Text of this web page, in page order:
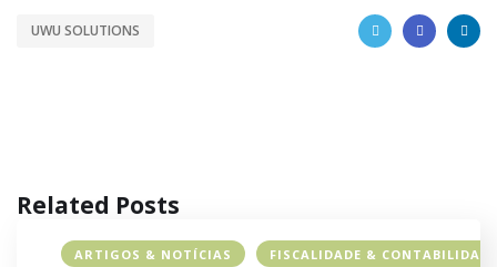
UWU SOLUTIONS
Related Posts
ARTIGOS & NOTÍCIAS FISCALIDADE & CONTABILIDADE